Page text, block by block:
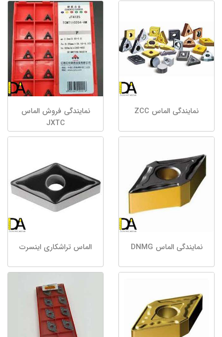
نمایندگی الماس ZCC
نمایندگی فروش الماس
JXTC
نمایندگی الماس DNMG الماس تراشکاری اینسرت